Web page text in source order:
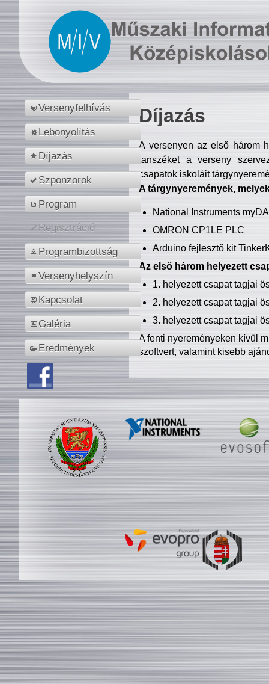
Versenyfelhívás
Lebonyolítás
Díjazás
Szponzorok
Program
Regisztráció
Programbizottság
Versenyhelyszín
Kapcsolat
Galéria
Eredmények
Díjazás
A versenyen az első három
tanszéket a verseny
csapatok iskoláit
A tárgynyeremények,
National Instruments
OMRON CP1LE PLC
Arduino fejlesztő kit
Az első három helyezett
1. helyezett csapat tagjai
2. helyezett csapat tagjai
3. helyezett csapat tagjai
A fenti nyereményeken kívül
szoftvert, valamint kisebb